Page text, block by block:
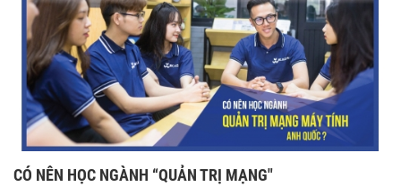
CÓ NÊN HỌC NGÀNH “QUẢN TRỊ MẠNG"